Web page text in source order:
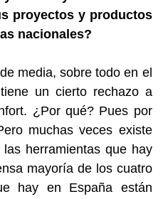
proyectos y productos
nacionales?
media, sobre todo en el
un cierto rechazo a
¿Por qué? Pues por
muchas veces existe
herramientas que hay
mayoría de los cuatro
hay en España están